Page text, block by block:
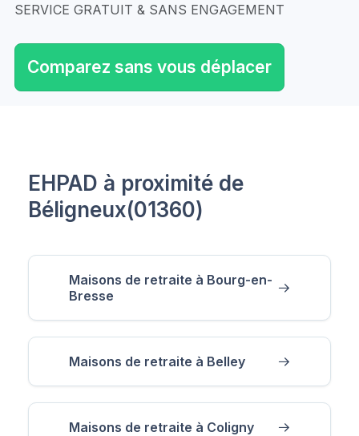
SERVICE GRATUIT & SANS ENGAGEMENT
Comparez sans vous déplacer
EHPAD à proximité de
Béligneux(01360)
Maisons de retraite à Bourg-en-
Bresse
Maisons de retraite à Belley
Maisons de retraite à Coligny